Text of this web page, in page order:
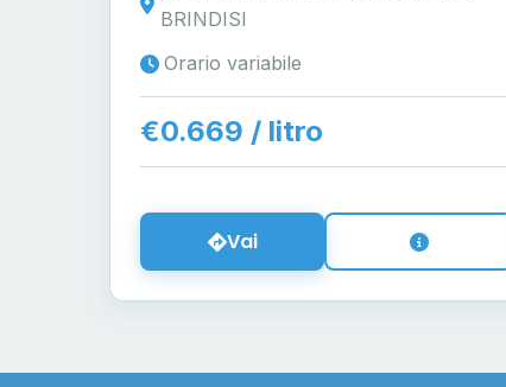
BRINDISI
Orario variabile
€0.669 / litro
Vai